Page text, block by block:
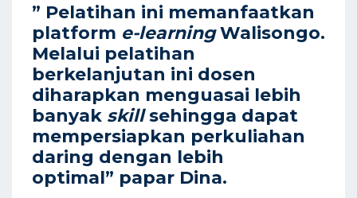
” Pelatihan ini memanfaatkan
platform e-learningWalisongo.
Melalui pelatihan
berkelanjutan ini dosen
diharapkan menguasai lebih
banyak skillsehingga dapat
mempersiapkan perkuliahan
daring dengan lebih
optimal” papar Dina.